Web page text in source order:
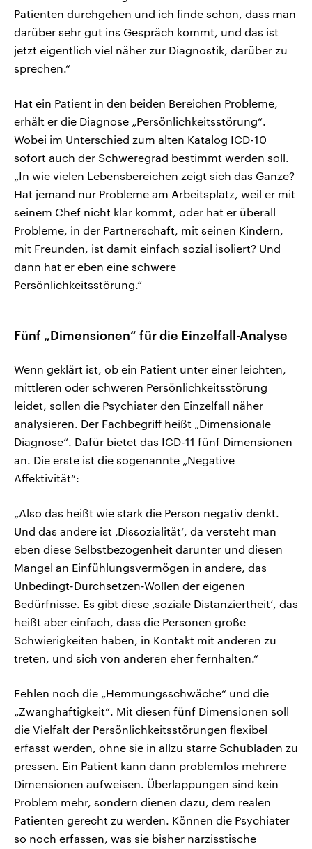
Patienten durchgehen und ich finde schon, dass man
darüber sehr gut ins Gespräch kommt, und das ist
jetzt eigentlich viel näher zur Diagnostik, darüber zu
sprechen.“
Hat ein Patient in den beiden Bereichen Probleme,
erhält er die Diagnose „Persönlichkeitsstörung“.
Wobei im Unterschied zum alten Katalog ICD-10
sofort auch der Schweregrad bestimmt werden soll.
„In wie vielen Lebensbereichen zeigt sich das Ganze?
Hat jemand nur Probleme am Arbeitsplatz, weil er mit
seinem Chef nicht klar kommt, oder hat er überall
Probleme, in der Partnerschaft, mit seinen Kindern,
mit Freunden, ist damit einfach sozial isoliert? Und
dann hat er eben eine schwere
Persönlichkeitsstörung.“
Fünf „Dimensionen“ für die Einzelfall-Analyse
Wenn geklärt ist, ob ein Patient unter einer leichten,
mittleren oder schweren Persönlichkeitsstörung
leidet, sollen die Psychiater den Einzelfall näher
analysieren. Der Fachbegriff heißt „Dimensionale
Diagnose“. Dafür bietet das ICD-11 fünf Dimensionen
an. Die erste ist die sogenannte „Negative
Affektivität“:
„Also das heißt wie stark die Person negativ denkt.
Und das andere ist ‚Dissozialität‘, da versteht man
eben diese Selbstbezogenheit darunter und diesen
Mangel an Einfühlungsvermögen in andere, das
Unbedingt-Durchsetzen-Wollen der eigenen
Bedürfnisse. Es gibt diese ‚soziale Distanziertheit‘, das
heißt aber einfach, dass die Personen große
Schwierigkeiten haben, in Kontakt mit anderen zu
treten, und sich von anderen eher fernhalten.“
Fehlen noch die „Hemmungsschwäche“ und die
„Zwanghaftigkeit“. Mit diesen fünf Dimensionen soll
die Vielfalt der Persönlichkeitsstörungen flexibel
erfasst werden, ohne sie in allzu starre Schubladen zu
pressen. Ein Patient kann dann problemlos mehrere
Dimensionen aufweisen. Überlappungen sind kein
Problem mehr, sondern dienen dazu, dem realen
Patienten gerecht zu werden. Können die Psychiater
so noch erfassen, was sie bisher narzisstische